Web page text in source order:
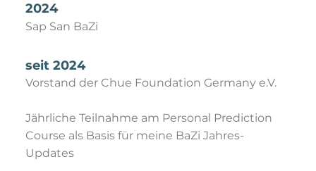
2024
Sap San BaZi
seit 2024
Vorstand der Chue Foundation Germany e.V.
Jährliche Teilnahme am Personal Prediction
Course als Basis für meine BaZi Jahres-
Updates